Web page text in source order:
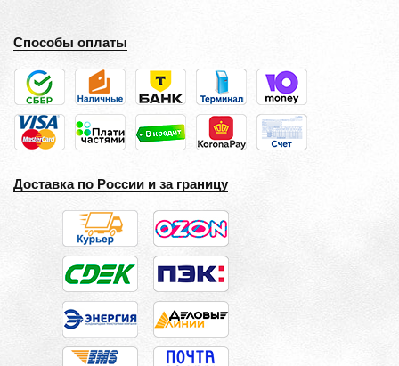
Способы оплаты
Доставка по России и за границу